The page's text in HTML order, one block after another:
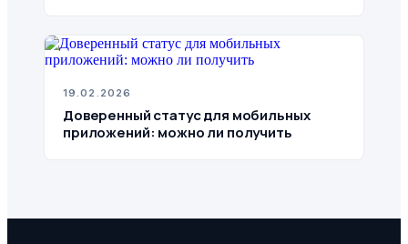
19.02.2026
Доверенный статус для мобильных
приложений: можно ли получить